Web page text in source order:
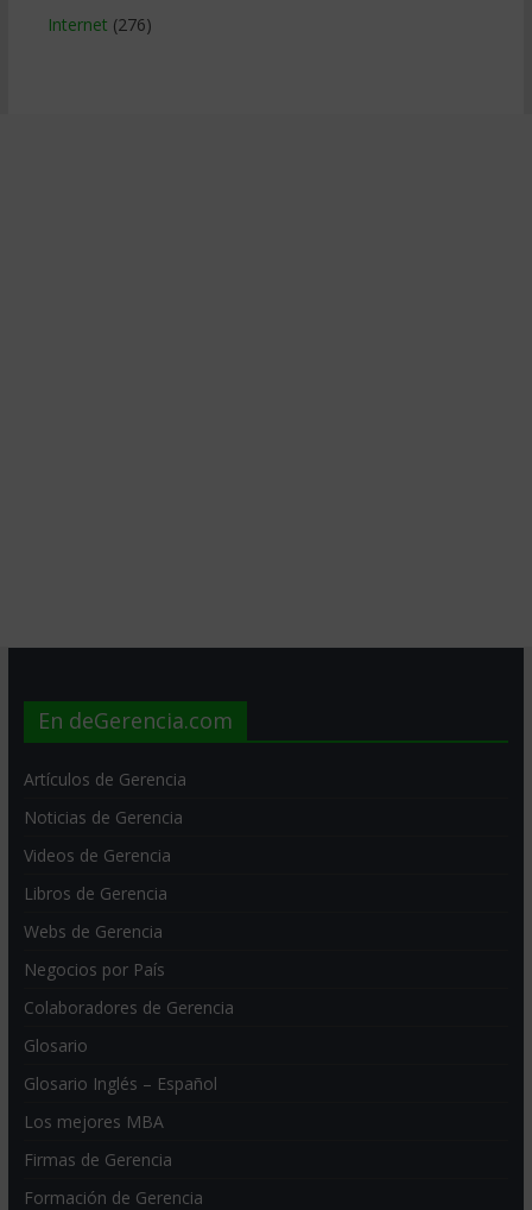
Internet (276)
En deGerencia.com
Artículos de Gerencia
Noticias de Gerencia
Videos de Gerencia
Libros de Gerencia
Webs de Gerencia
Negocios por País
Colaboradores de Gerencia
Glosario
Glosario Inglés – Español
Los mejores MBA
Firmas de Gerencia
Formación de Gerencia